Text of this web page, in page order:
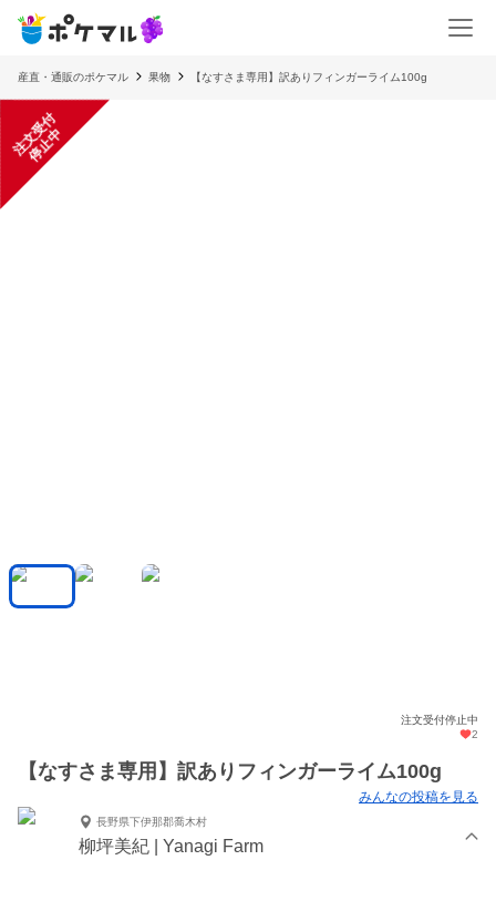
産直・通販のポケマル 果物 【なすさま専用】訳ありフィンガーライム100g
注
文
受
付
停
止
中
注文受付停止中
2
【なすさま専用】訳ありフィンガーライム100g
みんなの投稿を見る
長野県下伊那郡喬木村
柳坪美紀 | Yanagi Farm